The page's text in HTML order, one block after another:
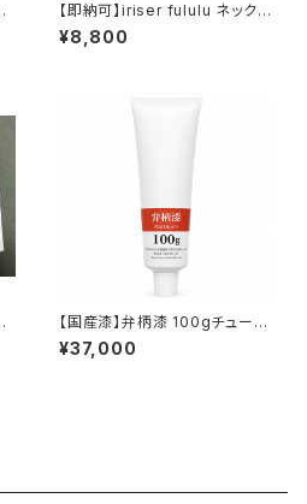
【即納可】iriser fululu ネックレ
ス ガラスアクセサリー
¥8,800
【国産漆】弁柄漆 100gチューブ
｜金継ぎ・漆芸用
¥37,000